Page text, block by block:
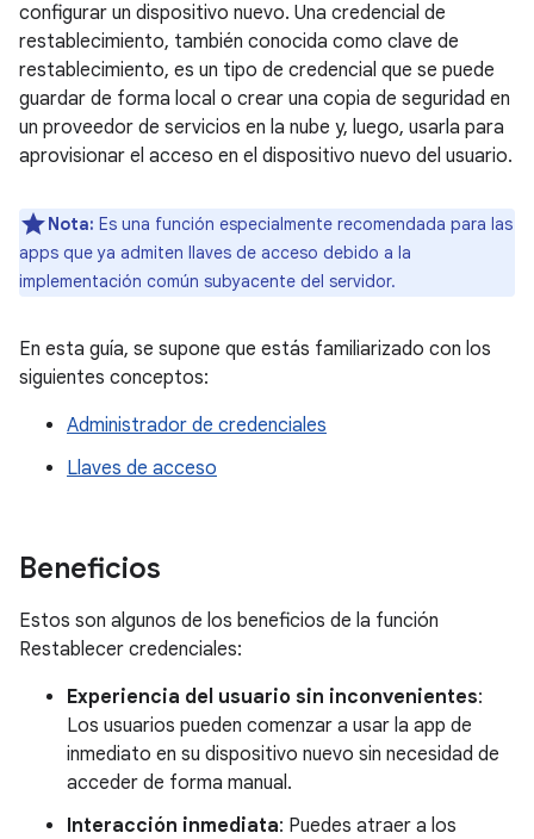
configurar un dispositivo nuevo. Una credencial de
restablecimiento, también conocida como clave de
restablecimiento, es un tipo de credencial que se puede
guardar de forma local o crear una copia de seguridad en
un proveedor de servicios en la nube y, luego, usarla para
aprovisionar el acceso en el dispositivo nuevo del usuario.
Nota: Es una función especialmente recomendada para las
apps que ya admiten llaves de acceso debido a la
implementación común subyacente del servidor.
En esta guía, se supone que estás familiarizado con los
siguientes conceptos:
Administrador de credenciales
Llaves de acceso
Beneficios
Estos son algunos de los beneficios de la función
Restablecer credenciales:
Experiencia del usuario sin inconvenientes:
Los usuarios pueden comenzar a usar la app de
inmediato en su dispositivo nuevo sin necesidad de
acceder de forma manual.
Interacción inmediata: Puedes atraer a los